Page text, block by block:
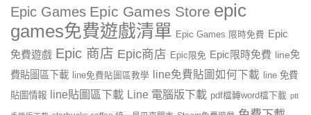
Epic Games Epic Games Store epic
games免費遊戲清單 Epic Games 限時免費 Epic
免費遊戲 Epic 商店 Epic商店 Epic限免 Epic限時免費 line免
費貼圖區下載
line免費貼圖區教學 line免費貼圖如何下載
line 免費
貼圖情報 line貼圖區下載 Line 電腦版下載 pdf檔轉word檔下載 ptt